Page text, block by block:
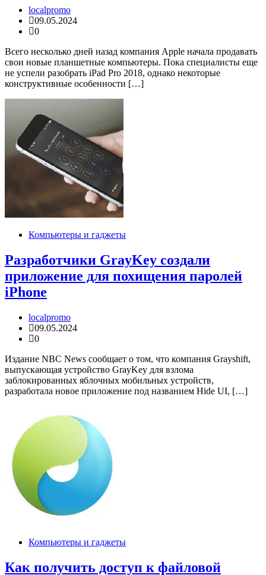
localpromo
09.05.2024
0
Всего несколько дней назад компания Apple начала продавать
свои новые планшетные компьютеры. Пока специалисты еще
не успели разобрать iPad Pro 2018, однако некоторые
конструктивные особенности […]
Компьютеры и гаджеты
Разработчики GrayKey создали
приложение для похищения паролей
iPhone
localpromo
09.05.2024
0
Издание NBC News сообщает о том, что компания Grayshift,
выпускающая устройство GrayKey для взлома
заблокированных яблочных мобильных устройств,
разработала новое приложение под названием Hide UI, […]
Компьютеры и гаджеты
Как получить доступ к файловой